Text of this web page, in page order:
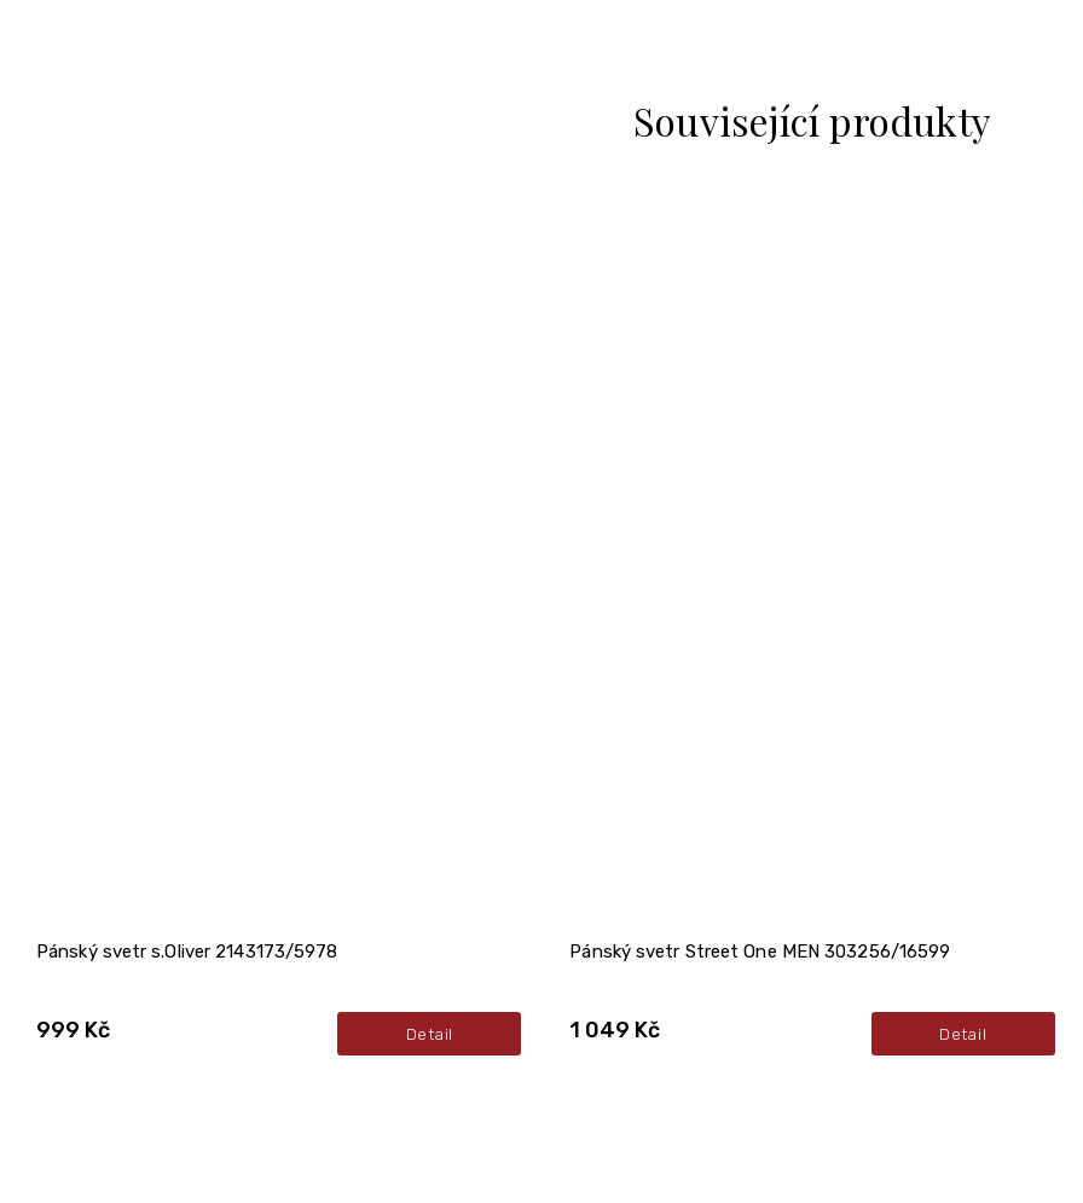
Související produkty
Pánský svetr s.Oliver 2143173/5978
999 Kč Detail
Pánský svetr Street One MEN 303256/16599
1 049 Kč Detail